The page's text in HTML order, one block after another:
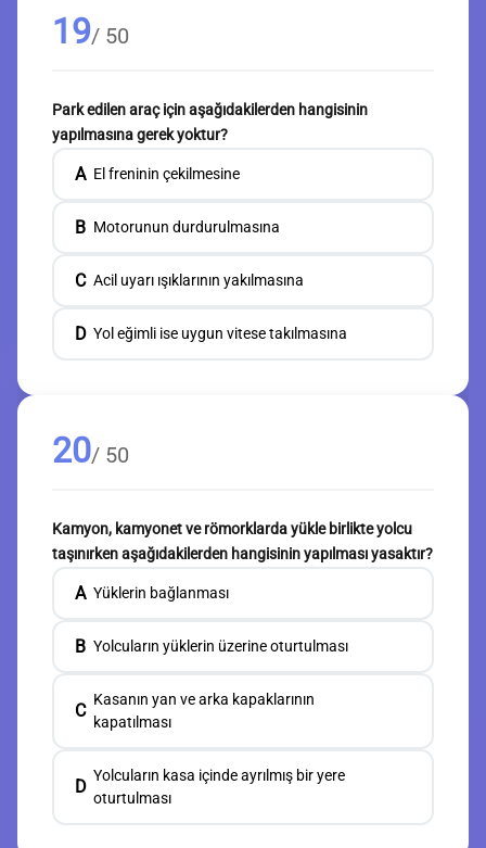
19/ 50
Park edilen araç için aşağıdakilerden hangisinin
yapılmasına gerek yoktur?
A El freninin çekilmesine
B Motorunun durdurulmasına
C Acil uyarı ışıklarının yakılmasına
D Yol eğimli ise uygun vitese takılmasına
20/ 50
Kamyon, kamyonet ve römorklarda yükle birlikte yolcu
taşınırken aşağıdakilerden hangisinin yapılması yasaktır?
A Yüklerin bağlanması
B Yolcuların yüklerin üzerine oturtulması
C
Kasanın yan ve arka kapaklarının
kapatılması
D
Yolcuların kasa içinde ayrılmış bir yere
oturtulması